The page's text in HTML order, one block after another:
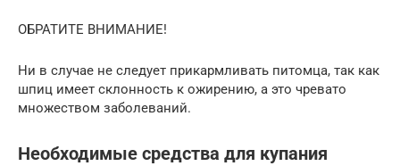
ОБРАТИТЕ ВНИМАНИЕ!
Ни в случае не следует прикармливать питомца, так как
шпиц имеет склонность к ожирению, а это чревато
множеством заболеваний.
Необходимые средства для купания